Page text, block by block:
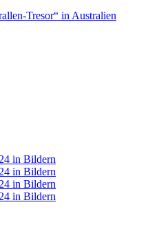
Tresor“ in Australien